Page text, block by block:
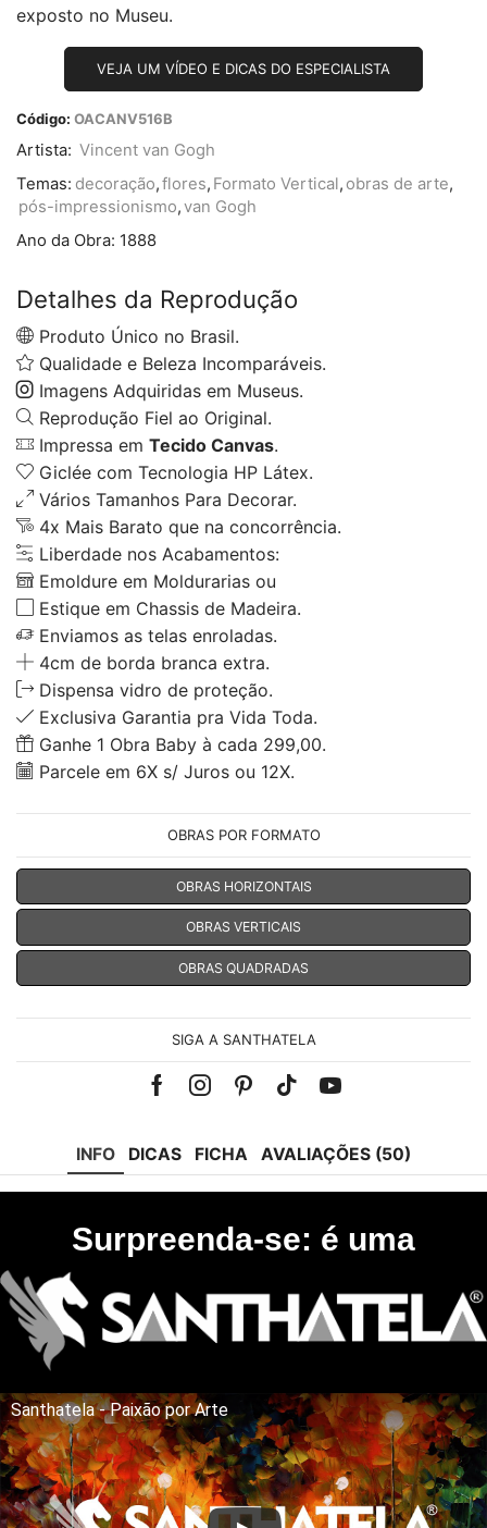
exposto no Museu.
VEJA UM VÍDEO E DICAS DO ESPECIALISTA
Código: OACANV516B
Artista: Vincent van Gogh
Temas: decoração,flores, Formato Vertical, obras de arte,
pós-impressionismo,van Gogh
Ano da Obra: 1888
Detalhes da Reprodução
Produto Único no Brasil.
Qualidade e Beleza Incomparáveis.
Imagens Adquiridas em Museus.
Reprodução Fiel ao Original.
Impressa em Tecido Canvas.
Giclée com Tecnologia HP Látex.
Vários Tamanhos Para Decorar.
4x Mais Barato que na concorrência.
Liberdade nos Acabamentos:
Emoldure em Moldurarias ou
Estique em Chassis de Madeira.
Enviamos as telas enroladas.
4cm de borda branca extra.
Dispensa vidro de proteção.
Exclusiva Garantia pra Vida Toda.
Ganhe 1 Obra Baby à cada 299,00.
Parcele em 6X s/ Juros ou 12X.
OBRAS POR FORMATO
OBRAS HORIZONTAIS
OBRAS VERTICAIS
OBRAS QUADRADAS
SIGA A SANTHATELA
Facebook
Instagram
Pinterest
Tik-Youtube
INFO DICAS FICHA AVALIAÇÕES (50)
Surpreenda-se: é uma
Santhatela - Paixão por Arte